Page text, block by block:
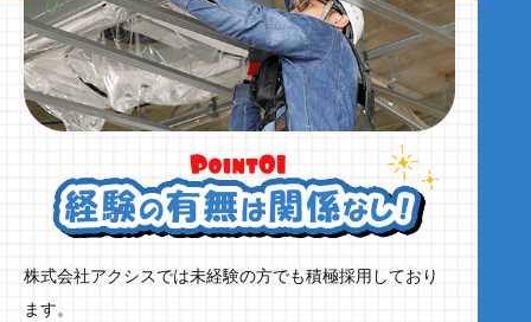
株式会社アクシスでは未経験の方でも積極採用しており
ます。